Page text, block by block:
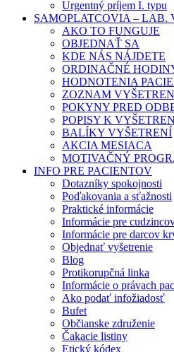
Urgentný príjem I. typu
SAMOPLATCOVIA – LAB.
AKO TO FUNGUJE
OBJEDNAŤ SA
KDE NÁS NÁJDETE
ORDINAČNÉ
HODNOTENIA
ZOZNAM
POKYNY PRED
POPISY K
BALÍKY VYŠETRENÍ
AKCIA MESIACA
MOTIVAČNÝ
INFO PRE PACIENTOV
Dotazníky spokojnosti
Poďakovania a sťažnosti
Praktické informácie
Informácie pre
Informácie pre darcov
Objednať vyšetrenie
Blog
Protikorupčná linka
Informácie o právach
Ako podať infožiadosť
Bufet
Občianske združenie
Čakacie listiny
Etický kódex